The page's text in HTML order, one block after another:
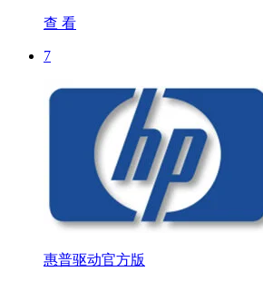
查 看
7
惠普驱动官方版